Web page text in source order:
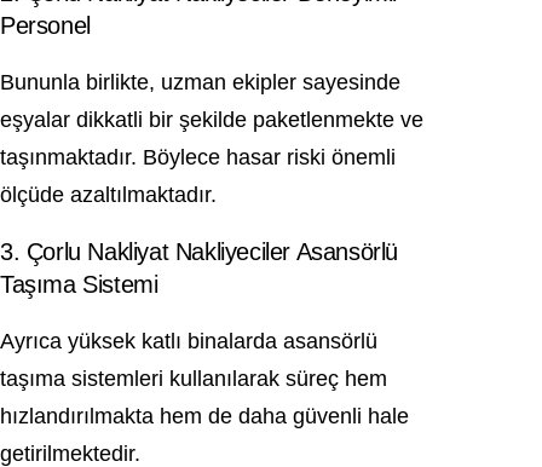
Personel
Bununla birlikte, uzman ekipler sayesinde
eşyalar dikkatli bir şekilde paketlenmekte ve
taşınmaktadır. Böylece hasar riski önemli
ölçüde azaltılmaktadır.
3. Çorlu Nakliyat Nakliyeciler Asansörlü
Taşıma Sistemi
Ayrıca yüksek katlı binalarda asansörlü
taşıma sistemleri kullanılarak süreç hem
hızlandırılmakta hem de daha güvenli hale
getirilmektedir.